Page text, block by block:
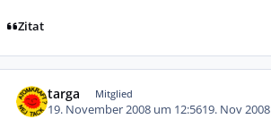
Zitat
targa Mitglied
19. November 2008 um 12:5619. Nov 2008